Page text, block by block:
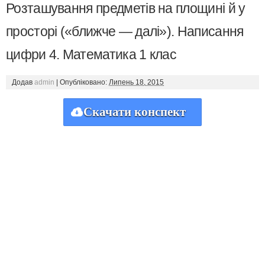
Розташування предметів на площині й у
просторі («ближче — далі»). Написання
цифри 4. Математика 1 клас
Додав admin Опубліковано: Липень 18, 2015
Скачати конспект